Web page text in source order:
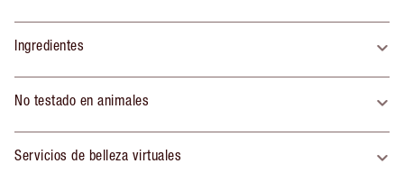
Ingredientes
No testado en animales
Servicios de belleza virtuales